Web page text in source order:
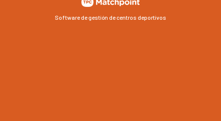
Software de gestión de centros deportivos